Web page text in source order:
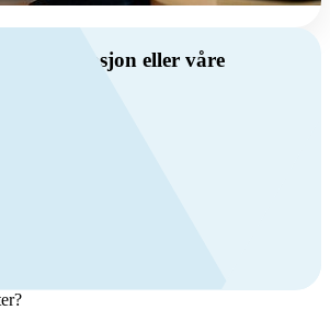
om ventilasjon eller våre